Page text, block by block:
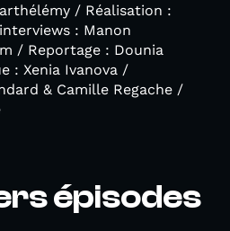
/ Réalisation :
: Manon
/ Reportage : Dounia
: Xenia Ivanova /
& Camille Regache /
épisodes